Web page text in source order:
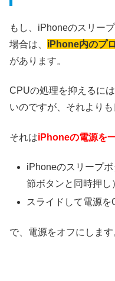
もし、iPhoneのスリー
場合は、 iPhone内のプ
があります。
CPUの処理を抑えるに
いのですが、それよりも
それはiPhoneの電源を
iPhoneのスリープ
節ボタンと同時押し
スライドして電源を
で、電源をオフにします